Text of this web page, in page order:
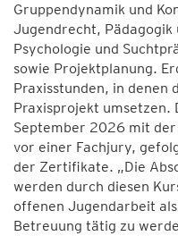
Gruppendynamik und
Jugendrecht,
Psychologie und
sowie Projektplanung.
Praxisstunden, in denen
Praxisprojekt umsetzen.
September 2026 mit
vor einer Fachjury,
der Zertifikate. „Die
werden durch diesen
offenen Jugendarbeit
Betreuung tätig zu